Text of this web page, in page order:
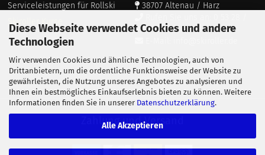
Diese Webseite verwendet Cookies und andere
Technologien
Wir verwenden Cookies und ähnliche Technologien, auch von
Drittanbietern, um die ordentliche Funktionsweise der Website zu
gewährleisten, die Nutzung unseres Angebotes zu analysieren und
Ihnen ein bestmögliches Einkaufserlebnis bieten zu können. Weitere
Informationen finden Sie in unserer Datenschutzerklärung.
Alle Akzeptieren
Serviceleistungen für Rollski
Skiroller Kurse
38707 Altenau / Harz
911 687
Zahlung und Versand